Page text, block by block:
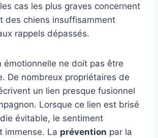
cas les plus graves concernent
des chiens insuffisamment
rappels dépassés.
émotionnelle ne doit pas être
De nombreux propriétaires de
un lien presque fusionnel
Lorsque ce lien est brisé
évitable, le sentiment
immense. La prévention par la